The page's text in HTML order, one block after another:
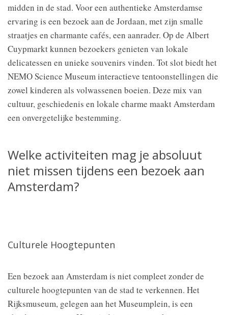
midden in de stad. Voor een authentieke Amsterdamse
ervaring is een bezoek aan de Jordaan, met zijn smalle
straatjes en charmante cafés, een aanrader. Op de Albert
Cuypmarkt kunnen bezoekers genieten van lokale
delicatessen en unieke souvenirs vinden. Tot slot biedt het
NEMO Science Museum interactieve tentoonstellingen die
zowel kinderen als volwassenen boeien. Deze mix van
cultuur, geschiedenis en lokale charme maakt Amsterdam
een onvergetelijke bestemming.
Welke activiteiten mag je absoluut
niet missen tijdens een bezoek aan
Amsterdam?
Culturele Hoogtepunten
Een bezoek aan Amsterdam is niet compleet zonder de
culturele hoogtepunten van de stad te verkennen. Het
Rijksmuseum, gelegen aan het Museumplein, is een